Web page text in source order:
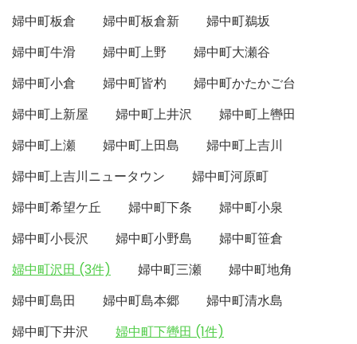
婦中町板倉
婦中町板倉新
婦中町鵜坂
婦中町牛滑
婦中町上野
婦中町大瀬谷
婦中町小倉
婦中町皆杓
婦中町かたかご台
婦中町上新屋
婦中町上井沢
婦中町上轡田
婦中町上瀬
婦中町上田島
婦中町上吉川
婦中町上吉川ニュータウン
婦中町河原町
婦中町希望ケ丘
婦中町下条
婦中町小泉
婦中町小長沢
婦中町小野島
婦中町笹倉
婦中町沢田 (3件)
婦中町三瀬
婦中町地角
婦中町島田
婦中町島本郷
婦中町清水島
婦中町下井沢
婦中町下轡田 (1件)